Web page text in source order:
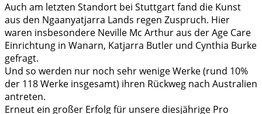
Auch am letzten Standort bei Stuttgart fand die Kunst
aus den Ngaanyatjarra Lands regen Zuspruch. Hier
waren insbesondere Neville Mc Arthur aus der Age Care
Einrichtung in Wanarn, Katjarra Butler und Cynthia Burke
gefragt.
Und so werden nur noch sehr wenige Werke (rund 10%
der 118 Werke insgesamt) ihren Rückweg nach Australien
antreten.
Erneut ein großer Erfolg für unsere diesjährige Pro